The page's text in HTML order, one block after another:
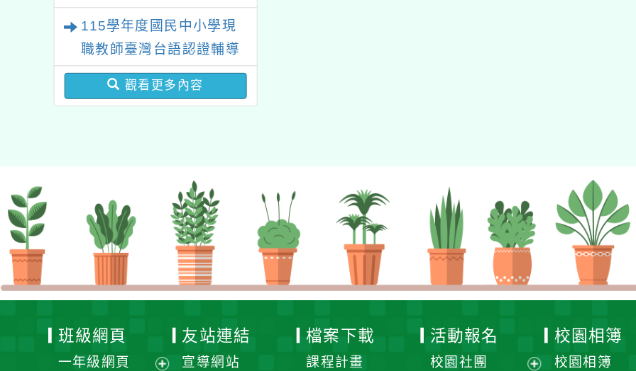
立臺灣師範大學辦理
「115年『青年百億海外
圓夢基金計畫』海外翱翔
組G-4-6『健康學一下』
澳洲塔斯馬尼亞大學參訪
115學年度國民中小學現
職教師臺灣台語認證輔導
增能課程計畫
觀看更多內容
班級網頁
一年級網頁
友站連結
宣導網站
檔案下載
課程計畫
活動報名
校園社團
校園相簿
校園相簿